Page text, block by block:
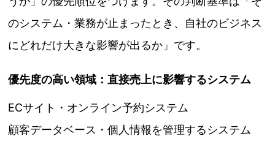
のシステム・業務が止まったとき、自社のビジネス
にどれだけ大きな影響が出るか」です。
優先度の高い領域：直接売上に影響するシステム
ECサイト・オンライン予約システム
顧客データベース・個人情報を管理するシステム